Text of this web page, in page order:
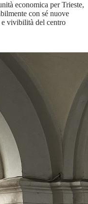
economica per Trieste,
con sé nuove
vivibilità del centro